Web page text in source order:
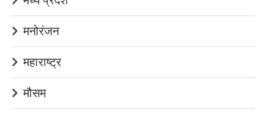
मनोरंजन
महाराष्ट्र
मौसम